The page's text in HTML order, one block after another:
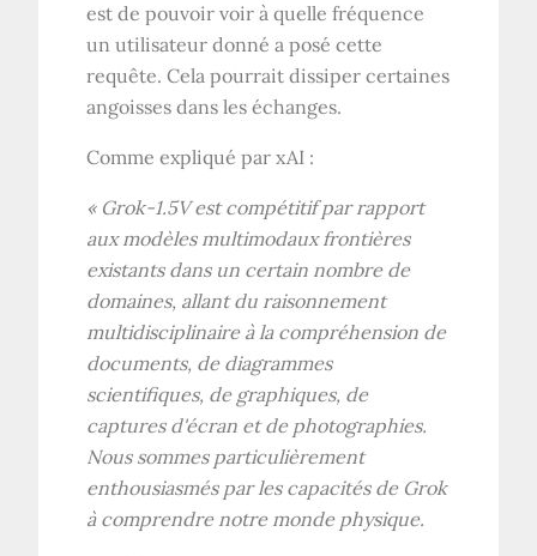
est de pouvoir voir à quelle fréquence
un utilisateur donné a posé cette
requête. Cela pourrait dissiper certaines
angoisses dans les échanges.
Comme expliqué par xAI :
« Grok-1.5V est compétitif par rapport
aux modèles multimodaux frontières
existants dans un certain nombre de
domaines, allant du raisonnement
multidisciplinaire à la compréhension de
documents, de diagrammes
scientifiques, de graphiques, de
captures d'écran et de photographies.
Nous sommes particulièrement
enthousiasmés par les capacités de Grok
à comprendre notre monde physique.